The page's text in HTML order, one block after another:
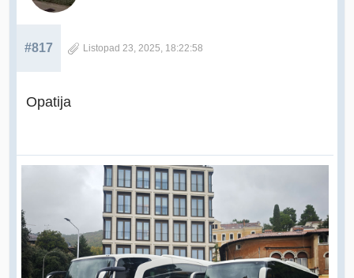
#817 Listopad 23, 2025, 18:22:58
Opatija